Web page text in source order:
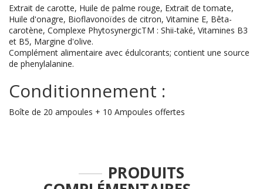
Extrait de carotte, Huile de palme rouge, Extrait de tomate,
Huile d'onagre, Bioflavonoïdes de citron, Vitamine E, Bêta-
carotène, Complexe PhytosynergicTM : Shii-také, Vitamines B3
et B5, Margine d'olive.
Complément alimentaire avec édulcorants; contient une source
de phenylalanine.
Conditionnement :
Boîte de 20 ampoules + 10 Ampoules offertes
PRODUITS